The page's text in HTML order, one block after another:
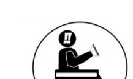
read!!ing
room